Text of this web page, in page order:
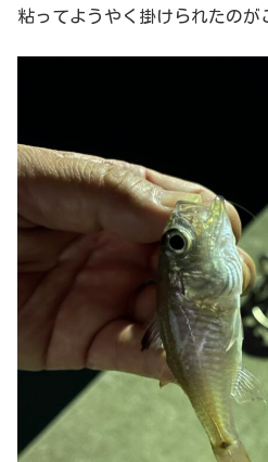
粘ってようやく掛けられたのが